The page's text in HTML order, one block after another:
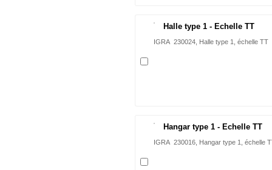
Halle type 1 - Echelle TT
IGRA 230024, Halle type 1, échelle TT
Hangar type 1 - Echelle TT
IGRA 230016, Hangar type 1, échelle